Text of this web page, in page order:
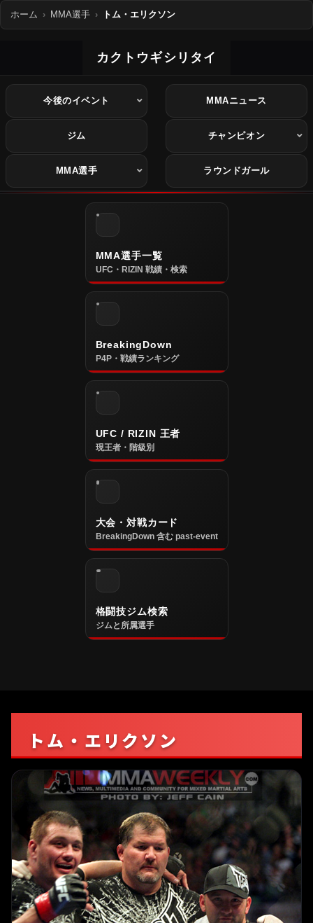
ホーム MMA選手 トム・エリクソン
カクトウギシリタイ
今後のイベント MMAニュース
ジム チャンピオン
MMA選手 ラウンドガール
MMA選手一覧
UFC・RIZIN 戦績・検索
BreakingDown
P4P・戦績ランキング
UFC / RIZIN 王者
現王者・階級別
大会・対戦カード
BreakingDown 含む past-event
格闘技ジム検索
ジムと所属選手
トム・エリクソン